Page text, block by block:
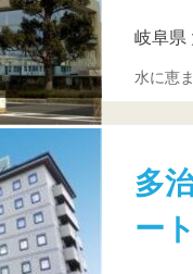
岐阜県
水に恵
多
ー